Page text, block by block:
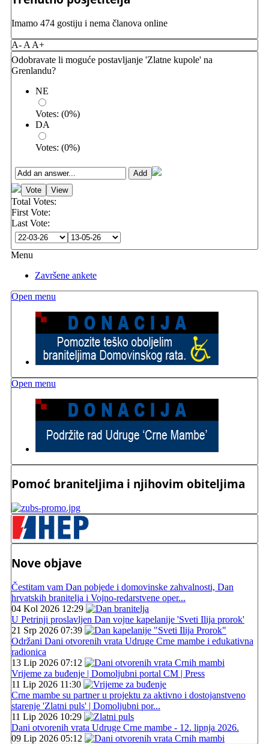
Imamo 474 gostiju i nema članova online
A- A A+
Odobravate li moguće postavljanje 'Zlatne kupole' na
Grenlandu?
NE
Votes: (0%)
DA
Votes: (0%)
Total Votes:
First Vote:
Last Vote:
Menu
Završene ankete
Open menu
Open menu
Pomoć braniteljima i njihovim obiteljima
Nove objave
Čestitam vam Dan pobjede i domovinske zahvalnosti, Dan
hrvatskih branitelja i Vojno-redarstvene oper...
04 Kol 2026 12:29
U Petrinji proslavljen Dan vojne kapelanije 'Sveti Ilija prorok'
21 Srp 2026 07:39
Održani Dani otvorenih vrata Udruge Crne mambe i edukativna
radionica
13 Lip 2026 07:12
Vrijeme za buđenje | Domoljubni portal CM | Press
11 Lip 2026 11:30
Crne mambe su partner u projektu za aktivno i dostojanstveno
starenje 'Zlatni puls' | Domoljubni por...
11 Lip 2026 10:29
Dani otvorenih vrata Udruge Crne mambe - 12. lipnja 2026.
09 Lip 2026 05:12